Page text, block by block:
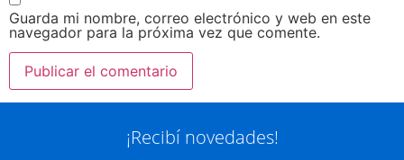
Guarda mi nombre, correo electrónico y web en este
navegador para la próxima vez que comente.
¡Recibí novedades!